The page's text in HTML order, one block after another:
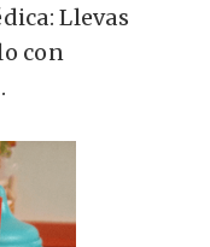
Llevas
con